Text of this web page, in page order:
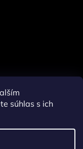
súhlas s ich